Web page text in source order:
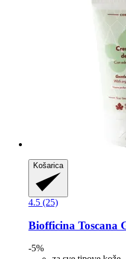
Košarica
4.5 (25)
Biofficina Toscana
-5%